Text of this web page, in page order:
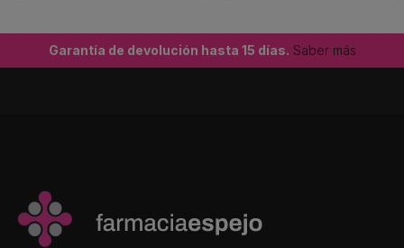
Garantía de devolución hasta 15 días. Saber más